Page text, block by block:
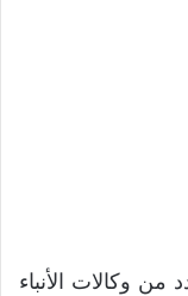
وكالات الأنباء